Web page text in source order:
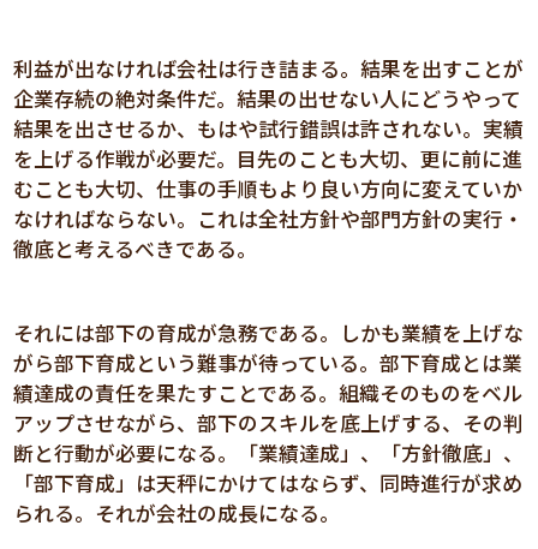
利益が出なければ会社は行き詰まる。結果を出すことが
企業存続の絶対条件だ。結果の出せない人にどうやって
結果を出させるか、もはや試行錯誤は許されない。実績
を上げる作戦が必要だ。目先のことも大切、更に前に進
むことも大切、仕事の手順もより良い方向に変えていか
なければならない。これは全社方針や部門方針の実行・
徹底と考えるべきである。
それには部下の育成が急務である。しかも業績を上げな
がら部下育成という難事が待っている。部下育成とは業
績達成の責任を果たすことである。組織そのものをベル
アップさせながら、部下のスキルを底上げする、その判
断と行動が必要になる。「業績達成」、「方針徹底」、
「部下育成」は天秤にかけてはならず、同時進行が求め
られる。それが会社の成長になる。